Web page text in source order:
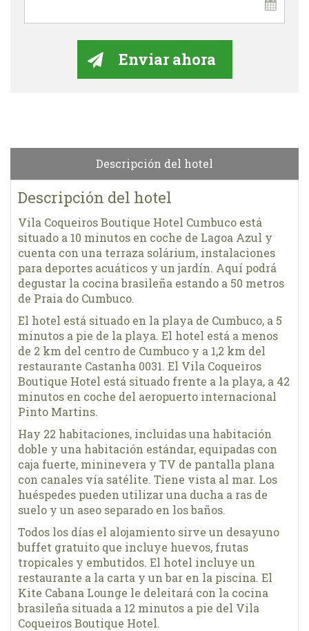
Descripción del hotel
Descripción del hotel
Vila Coqueiros Boutique Hotel Cumbuco está
situado a 10 minutos en coche de Lagoa Azul y
cuenta con una terraza solárium, instalaciones
para deportes acuáticos y un jardín. Aquí podrá
degustar la cocina brasileña estando a 50 metros
de Praia do Cumbuco.
El hotel está situado en la playa de Cumbuco, a 5
minutos a pie de la playa. El hotel está a menos
de 2 km del centro de Cumbuco y a 1,2 km del
restaurante Castanha 0031. El Vila Coqueiros
Boutique Hotel está situado frente a la playa, a 42
minutos en coche del aeropuerto internacional
Pinto Martins.
Hay 22 habitaciones, incluidas una habitación
doble y una habitación estándar, equipadas con
caja fuerte, mininevera y TV de pantalla plana
con canales vía satélite. Tiene vista al mar. Los
huéspedes pueden utilizar una ducha a ras de
suelo y un aseo separado en los baños.
Todos los días el alojamiento sirve un desayuno
buffet gratuito que incluye huevos, frutas
tropicales y embutidos. El hotel incluye un
restaurante a la carta y un bar en la piscina. El
Kite Cabana Lounge le deleitará con la cocina
brasileña situada a 12 minutos a pie del Vila
Coqueiros Boutique Hotel.